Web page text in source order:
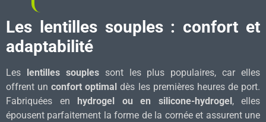
Les lentilles souples : confort et
adaptabilité
Les lentilles souplessont les plus populaires, car elles
offrent unconfort optimal dès les premières heures de port.
Fabriquées en hydrogel ou en silicone-hydrogel , elles
épousent parfaitement la forme de la cornée et assurent une